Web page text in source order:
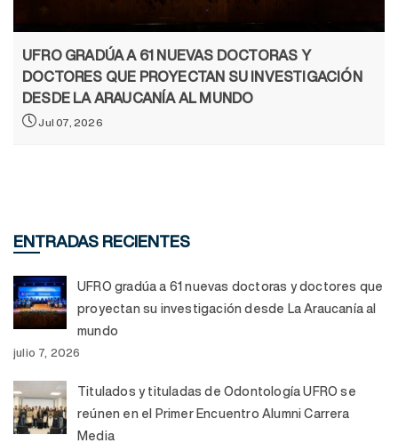
UFRO GRADÚA A 61 NUEVAS DOCTORAS Y
DOCTORES QUE PROYECTAN SU INVESTIGACIÓN
DESDE LA ARAUCANÍA AL MUNDO
Jul 07, 2026
ENTRADAS RECIENTES
UFRO gradúa a 61 nuevas doctoras y doctores que
proyectan su investigación desde La Araucanía al
mundo
julio 7, 2026
Titulados y tituladas de Odontología UFRO se
reúnen en el Primer Encuentro Alumni Carrera
Media